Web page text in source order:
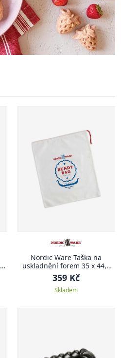
Nordic Ware Taška na
uskladnění forem 35 x 44,5
cm
359 Kč
Skladem